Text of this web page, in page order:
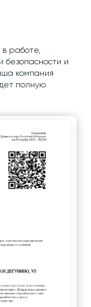
работе,
и
компания
полную